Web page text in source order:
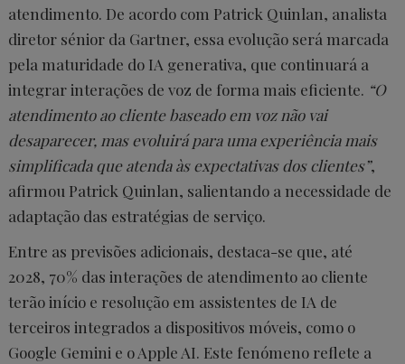
atendimento. De acordo com Patrick Quinlan, analista
diretor sénior da Gartner, essa evolução será marcada
pela maturidade do IA generativa, que continuará a
integrar interações de voz de forma mais eficiente. “O
atendimento ao cliente baseado em voz não vai
desaparecer, mas evoluirá para uma experiência mais
simplificada que atenda às expectativas dos clientes”,
afirmou Patrick Quinlan, salientando a necessidade de
adaptação das estratégias de serviço.
Entre as previsões adicionais, destaca-se que, até
2028, 70% das interações de atendimento ao cliente
terão início e resolução em assistentes de IA de
terceiros integrados a dispositivos móveis, como o
Google Gemini e o Apple AI. Este fenómeno reflete a